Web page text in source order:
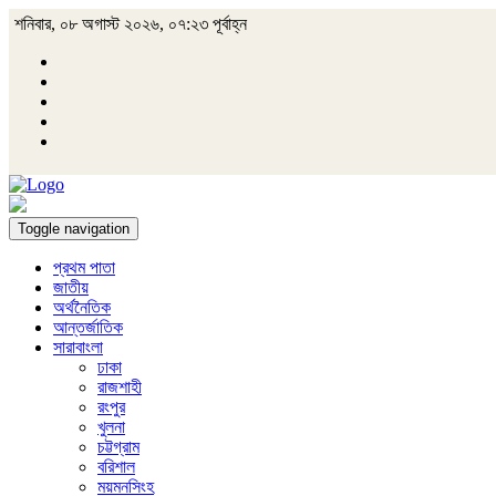
শনিবার, ০৮ অগাস্ট ২০২৬, ০৭:২৩ পূর্বাহ্ন
Toggle navigation
প্রথম পাতা
জাতীয়
অর্থনৈতিক
আন্তর্জাতিক
সারাবাংলা
ঢাকা
রাজশাহী
রংপুর
খুলনা
চট্টগ্রাম
বরিশাল
ময়মনসিংহ